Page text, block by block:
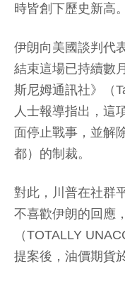
時皆創下歷史新高。
伊朗向美國談判代
結束這場已持續數
斯尼姆通訊社》（
人士報導指出，這
面停止戰事，並解
都）的制裁。
對此，川普在社群
不喜歡伊朗的回應
（TOTALLY
提案後，油價期貨